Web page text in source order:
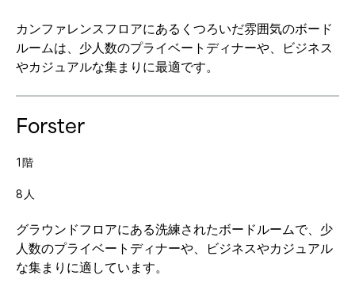
カンファレンスフロアにあるくつろいだ雰囲気のボード
ルームは、少人数のプライベートディナーや、ビジネス
やカジュアルな集まりに最適です。
Forster
グラウンドフロアにある洗練されたボードルームで、少
人数のプライベートディナーや、ビジネスやカジュアル
な集まりに適しています。
1階
8人